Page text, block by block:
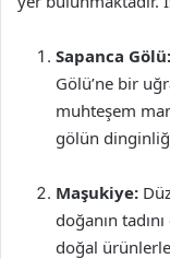
Sapanca Gölü:
Gölü’ne bir
muhteşem
gölün
Maşukiye:
doğanın
doğal